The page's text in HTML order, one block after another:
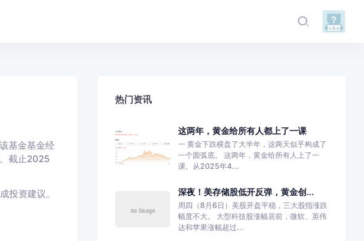
基金基金经
截止2025
投资建议。
热门资讯
这两年，黄金给所有人都上了一课
一 黄金下跌横盘了大半年，这两天似乎构成了
一个圆弧底。 这两年，黄金给所有人上了一
课。从2025年4...
深夜！美存储股低开反弹，黄金创...
周四（8月6日）美股开盘平稳，三大股指涨跌
幅度不大。 大型科技股涨幅居前，微软、英伟
达和苹果涨幅超过...